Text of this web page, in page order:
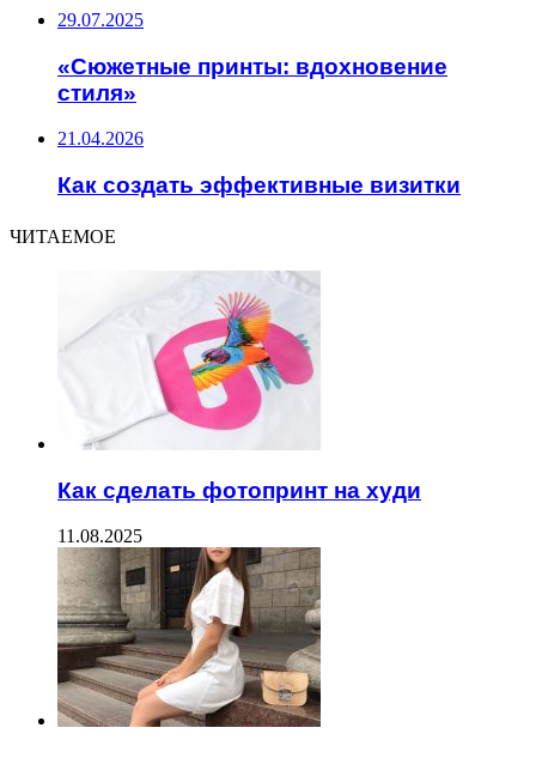
29.07.2025
«Сюжетные принты: вдохновение
стиля»
21.04.2026
Как создать эффективные визитки
ЧИТАЕМОЕ
Как сделать фотопринт на худи
11.08.2025